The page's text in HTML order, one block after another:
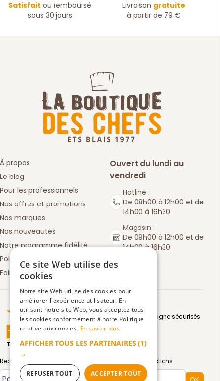
Satisfait ou remboursé
sous 30 jours
Livraison gratuite
à partir de 79 €
À propos
Le blog
Pour les professionnels
Nos offres et promotions
Nos marques
Nos nouveautés
Notre programme fidélité
Politique de retours
Foire aux questions
Ouvert du lundi au
vendredi
Hotline :
De 08h00 à 12h00 et de
14h00 à 16h30
Magasin :
De 09h00 à 12h00 et de
14h00 à 16h30
Truspilot : La Boutique des chefs
TrustScore4.5 | 3083avis
Moyens de paiement en ligne sécurisés
Recevez par email toute notre actualité et nos promotions
Type de compte
Ce site Web utilise des
cookies
Notre site Web utilise des cookies pour
améliorer l'expérience utilisateur. En
utilisant notre site Web, vous acceptez tous
les cookies conformément à notre Politique
relative aux cookies. En savoir plus
AFFICHER TOUS LES PARTENAIRES (1)
→
ACCEPTER TOUT
REFUSER TOUT